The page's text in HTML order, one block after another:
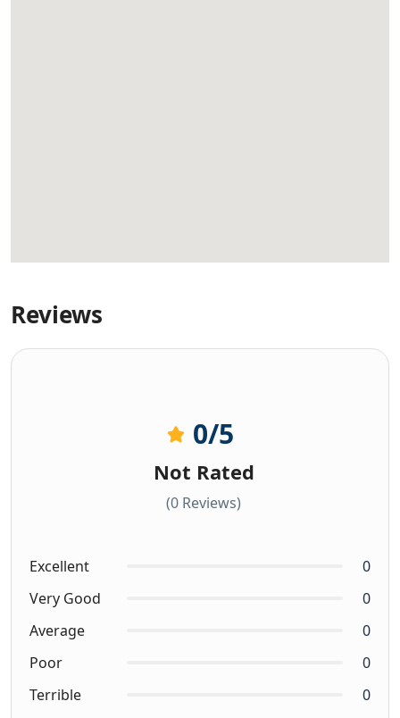
Reviews
0/5
Not Rated
(0 Reviews)
Excellent
0
Very Good
0
Average
0
Poor
0
Terrible
0